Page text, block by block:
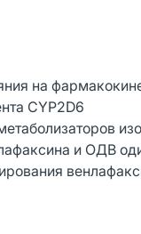
на
CYP2D6
и ОДВ